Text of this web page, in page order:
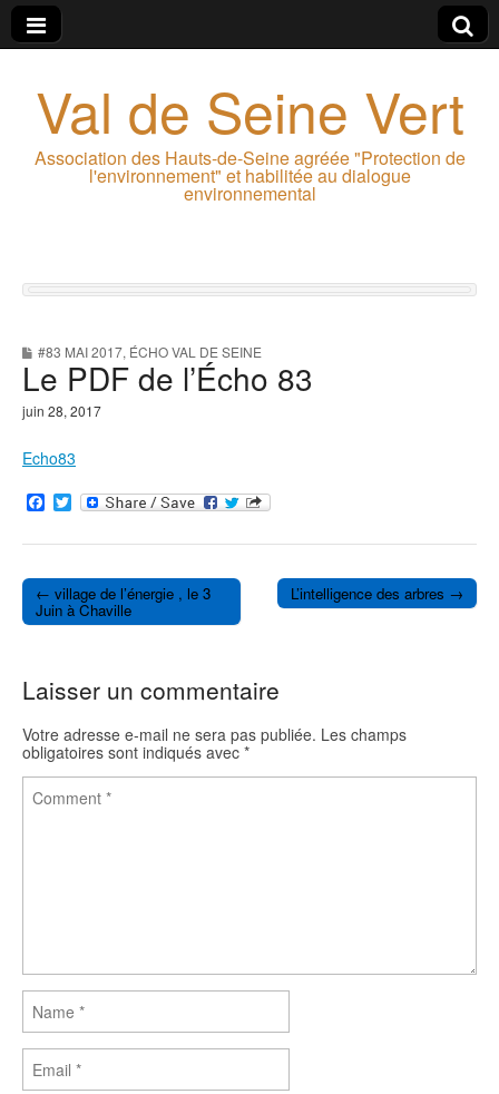
Val de Seine Vert
Association des Hauts-de-Seine agréée "Protection de
l'environnement" et habilitée au dialogue
environnemental
#83 MAI 2017, ÉCHO VAL DE SEINE
Le PDF de l’Écho 83
juin 28, 2017
Echo83
F
a
c
b
o
o
k
T
w
i
t
e
r
Post navigation
← village de l’énergie , le 3
Juin à Chaville
L’intelligence des arbres →
Laisser un commentaire
Votre adresse e-mail ne sera pas publiée. Les champs
obligatoires sont indiqués avec *